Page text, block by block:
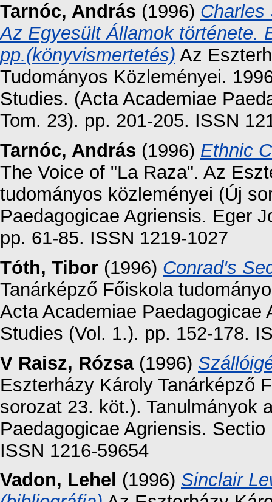
Tarnóc, András (1996) Charles
Az Egyesült Államok története.
pp.(könyvismertetés) Az
Tudományos Közleményei.
Studies. (Acta Academiae
Tom. 23). pp. 201-205. ISSN
Tarnóc, András (1996) Ethnic
The Voice of "La Raza". Az
tudományos közleményei (Új
Paedagogicae Agriensis. Eger
pp. 61-85. ISSN 1219-1027
Tóth, Tibor (1996) Conrad's
Tanárképző Főiskola
Acta Academiae
Studies (Vol. 1.). pp. 152-178.
V Raisz, Rózsa(1996)
Eszterházy Károly Tanárképző
sorozat 23. köt.). Tanulmányok
Paedagogicae Agriensis.
ISSN 1216-59654
Vadon, Lehel (1996) Sinclair